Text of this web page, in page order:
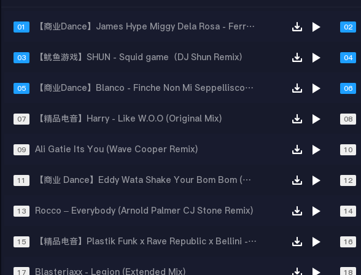
01 【商业Dance】James Hype Miggy Dela Rosa - Ferrari (Jack Mazzoni Remix) 02
03 【鱿鱼游戏】SHUN - Squid game（DJ Shun Remix） 04
05 【商业Dance】Blanco - Finche Non Mi Seppelliscono (Socievole Adalwolf Bootleg Remix) 06
07 【精品电音】Harry - Like W.O.O (Original Mix) 08
09 Ali Gatie Its You (Wave Cooper Remix) 10
11 【商业 Dance】Eddy Wata Shake Your Bom Bom (Crew 7 Remix) 12
13 Rocco – Everybody (Arnold Palmer CJ Stone Remix) 14
15 【精品电音】Plastik Funk x Rave Republic x Bellini - Samba De Janeiro (Extended Mix) 16
17 Blasterjaxx - Legion (Extended Mix) 18